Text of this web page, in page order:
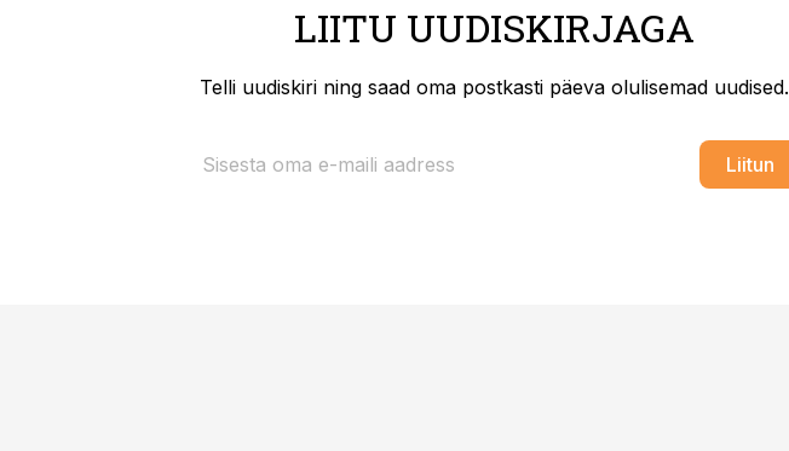
LIITU UUDISKIRJAGA
Telli uudiskiri ning saad oma postkasti päeva olulisemad uudised.
Liitun